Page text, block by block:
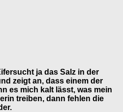
ja das Salz in der
zeigt an, dass einem der
es mich kalt lässt, was mein
treiben, dann fehlen die